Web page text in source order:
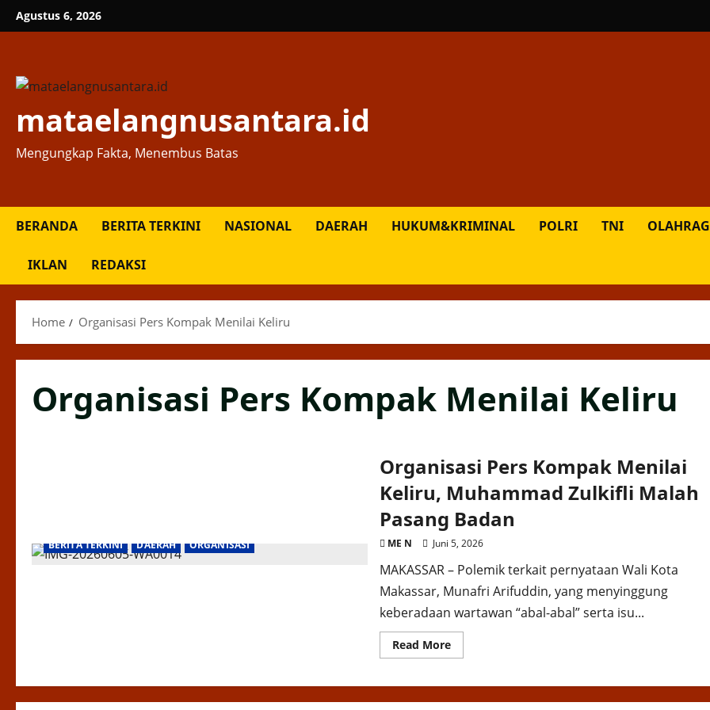
Skip
to
Agustus 6, 2026
mataelangnusantara.id
Mengungkap Fakta, Menembus Batas
BERANDA BERITA TERKINI NASIONAL DAERAH HUKUM&KRIMINAL POLRI TNI
IKLAN REDAKSI
Home Organisasi Pers Kompak Menilai Keliru
Organisasi Pers Kompak Menilai Keliru
BERITA TERKINI DAERAH ORGANISASI
Organisasi Pers Kompak Menilai
Keliru, Muhammad Zulkifli Malah
Pasang Badan
ME N Juni 5, 2026
MAKASSAR – Polemik terkait pernyataan Wali Kota
Makassar, Munafri Arifuddin, yang menyinggung
keberadaan wartawan “abal-abal” serta isu...
Read MoreRead
more
Pers
Kompak